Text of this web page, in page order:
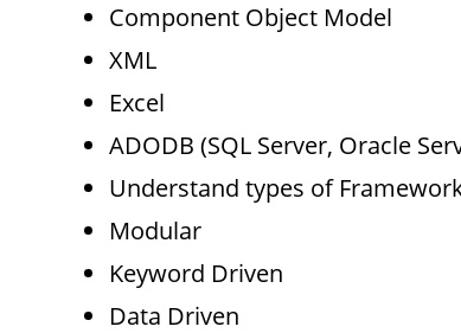
Component Object Model
XML
Excel
ADODB (SQL Server, Oracle
Understand types of
Modular
Keyword Driven
Data Driven